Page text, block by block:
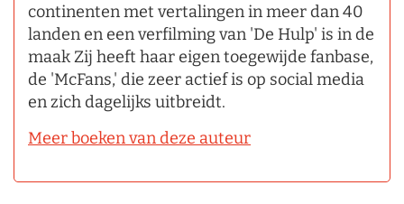
continenten met vertalingen in meer dan 40
landen en een verfilming van 'De Hulp' is in de
maak Zij heeft haar eigen toegewijde fanbase,
de 'McFans,' die zeer actief is op social media
en zich dagelijks uitbreidt.
Meer boeken van deze auteur